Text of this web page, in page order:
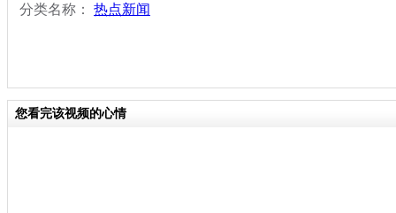
分类名称： 热点新闻
您看完该视频的心情